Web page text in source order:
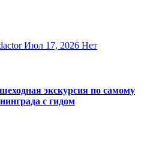
Июл 17, 2026 Нет
экскурсия по самому
с гидом